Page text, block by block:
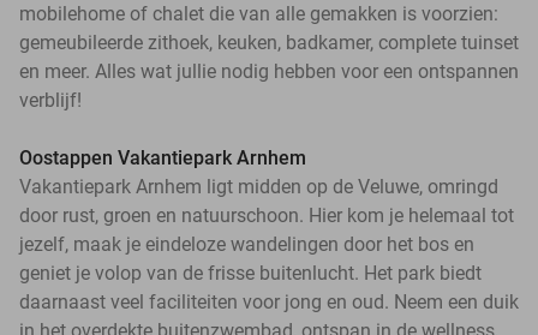
mobilehome of chalet die van alle gemakken is voorzien:
gemeubileerde zithoek, keuken, badkamer, complete tuinset
en meer. Alles wat jullie nodig hebben voor een ontspannen
verblijf!
Oostappen Vakantiepark Arnhem
Vakantiepark Arnhem ligt midden op de Veluwe, omringd
door rust, groen en natuurschoon. Hier kom je helemaal tot
jezelf, maak je eindeloze wandelingen door het bos en
geniet je volop van de frisse buitenlucht. Het park biedt
daarnaast veel faciliteiten voor jong en oud. Neem een duik